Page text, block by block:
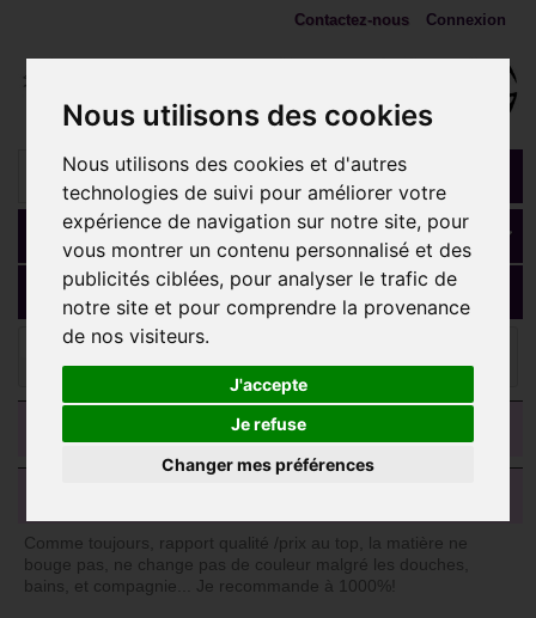
Nous utilisons des cookies
Nous utilisons des cookies et d'autres
technologies de suivi pour améliorer votre
expérience de navigation sur notre site, pour
vous montrer un contenu personnalisé et des
publicités ciblées, pour analyser le trafic de
notre site et pour comprendre la provenance
de nos visiteurs.
J'accepte
Je refuse
Changer mes préférences
Connexion
Contactez-nous
Panier (vide)
MENU
Ecarteurs, plugs, tunnels
cristal de swarovski pour oreille acier 316L gros diamètre CJFTR
Comme toujours, rapport qualité /prix au top, la matière ne
bouge pas, ne change pas de couleur malgré les douches,
bains, et compagnie... Je recommande à 1000%!